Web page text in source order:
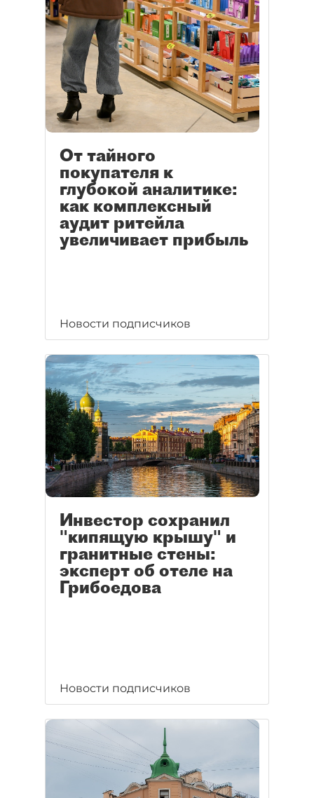
От тайного
покупателя к
глубокой аналитике:
как комплексный
аудит ритейла
увеличивает прибыль
Новости подписчиков
Инвестор сохранил
"кипящую крышу" и
гранитные стены:
эксперт об отеле на
Грибоедова
Новости подписчиков